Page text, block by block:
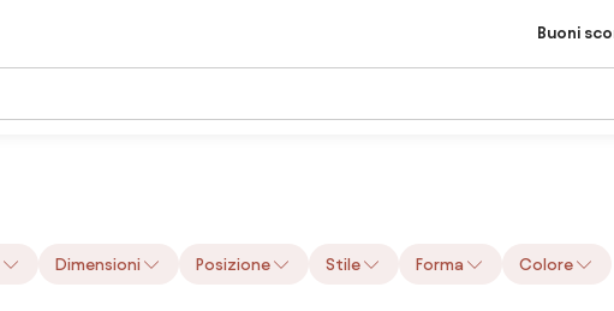
Buoni
Dimensioni Posizione Stile Forma Colore